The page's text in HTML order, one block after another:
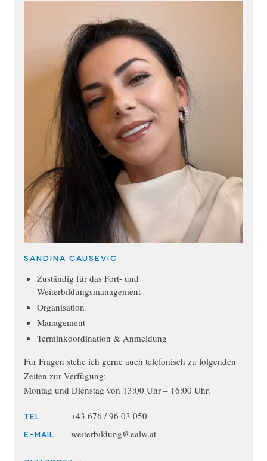
Sandina Causevic
Zuständig für das Fort- und
Weiterbildungsmanagement
Organisation
Management
Terminkoordination & Anmeldung
Für Fragen stehe ich gerne auch telefonisch zu folgenden
Zeiten zur Verfügung:
Montag und Dienstag von 13:00 Uhr – 16:00 Uhr.
TEL +43 676 / 96 03 050
E-MAIL weiterbildung@ealw.at